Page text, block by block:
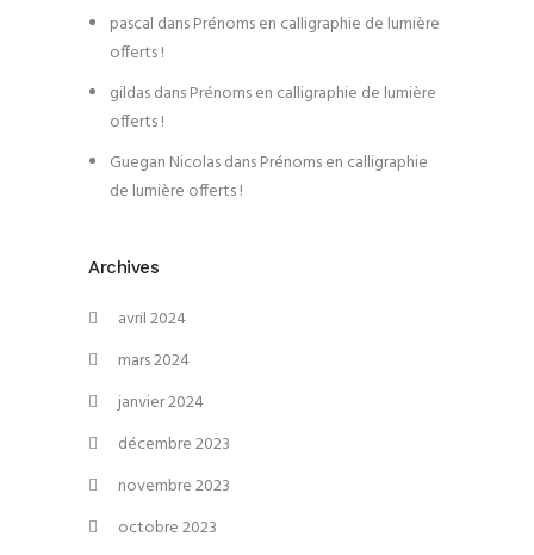
pascal dansPrénoms en calligraphie de lumière
offerts !
gildasdansPrénoms en calligraphie de lumière
offerts !
Guegan NicolasdansPrénoms en calligraphie
de lumière offerts !
Archives
avril 2024
mars 2024
janvier 2024
décembre 2023
novembre 2023
octobre 2023